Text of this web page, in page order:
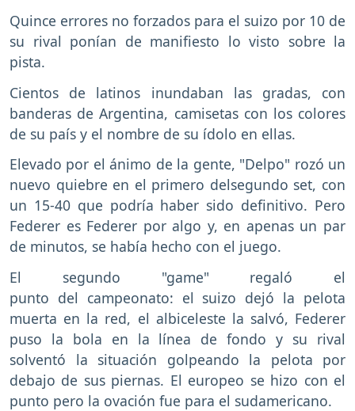
Quince errores no forzados para el suizo por 10 de
su rival ponían de manifiesto lo visto sobre la
pista.
Cientos de latinos inundaban las gradas, con
banderas de Argentina, camisetas con los colores
de su país y el nombre de su ídolo en ellas.
Elevado por el ánimo de la gente, "Delpo" rozó un
nuevo quiebre en el primero delsegundo set, con
un 15-40 que podría haber sido definitivo. Pero
Federer es Federer por algo y, en apenas un par
de minutos, se había hecho con el juego.
El segundo "game" regaló el
punto del campeonato: el suizo dejó la pelota
muerta en la red, el albiceleste la salvó, Federer
puso la bola en la línea de fondo y su rival
solventó la situación golpeando la pelota por
debajo de sus piernas. El europeo se hizo con el
punto pero la ovación fue para el sudamericano.